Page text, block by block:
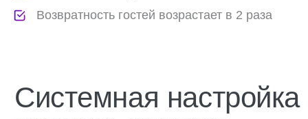
Тарифная политика
Определение прайса на услуги,